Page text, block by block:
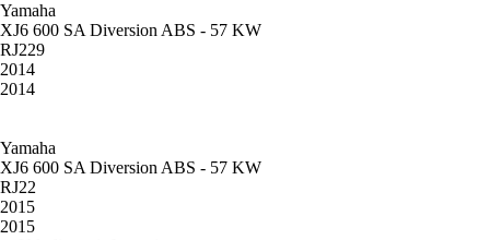
Yamaha
XJ6 600 SA Diversion ABS - 57 KW
RJ229
2014
2014
Yamaha
XJ6 600 SA Diversion ABS - 57 KW
RJ22
2015
2015